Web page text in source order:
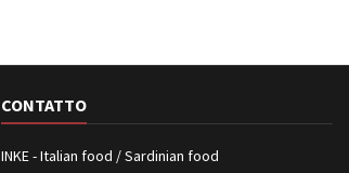
CONTATTO
INKE - Italian food / Sardinian food